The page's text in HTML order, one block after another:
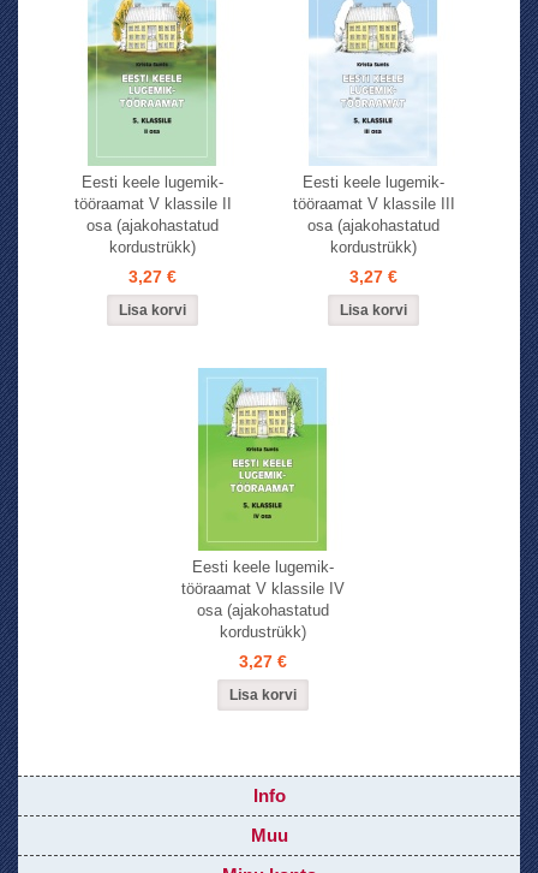
Eesti keele lugemik-
tööraamat V klassile II
osa (ajakohastatud
kordustrükk)
3,27 €
Eesti keele lugemik-
tööraamat V klassile III
osa (ajakohastatud
kordustrükk)
3,27 €
Eesti keele lugemik-
tööraamat V klassile IV
osa (ajakohastatud
kordustrükk)
3,27 €
Info
Muu